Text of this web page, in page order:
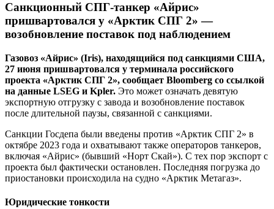
Санкционный СПГ-танкер «Айрис»
пришвартовался у «Арктик СПГ 2» —
возобновление поставок под наблюдением
Газовоз «Айрис» (Iris), находящийся под санкциями США,
27 июня пришвартовался у терминала российского
проекта «Арктик СПГ 2», сообщает Bloomberg со ссылкой
на данные LSEG и Kpler. Это может означать девятую
экспортную отгрузку с завода и возобновление поставок
после длительной паузы, связанной с санкциями.
Санкции Госдепа были введены против «Арктик СПГ 2» в
октябре 2023 года и охватывают также операторов танкеров,
включая «Айрис» (бывший «Норт Скай»). С тех пор экспорт с
проекта был фактически остановлен. Последняя погрузка до
приостановки происходила на судно «Арктик Метагаз».
Юридические тонкости